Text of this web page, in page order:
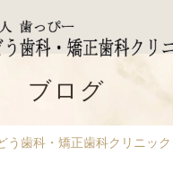
ブログ
う歯科・矯正歯科クリニック